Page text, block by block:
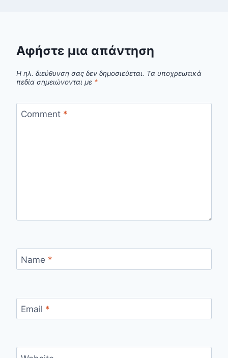
Αφήστε μια απάντηση
Η ηλ. διεύθυνση σας δεν δημοσιεύεται. Τα υποχρεωτικά
πεδία σημειώνονται με *
Comment *
Name *
Email *